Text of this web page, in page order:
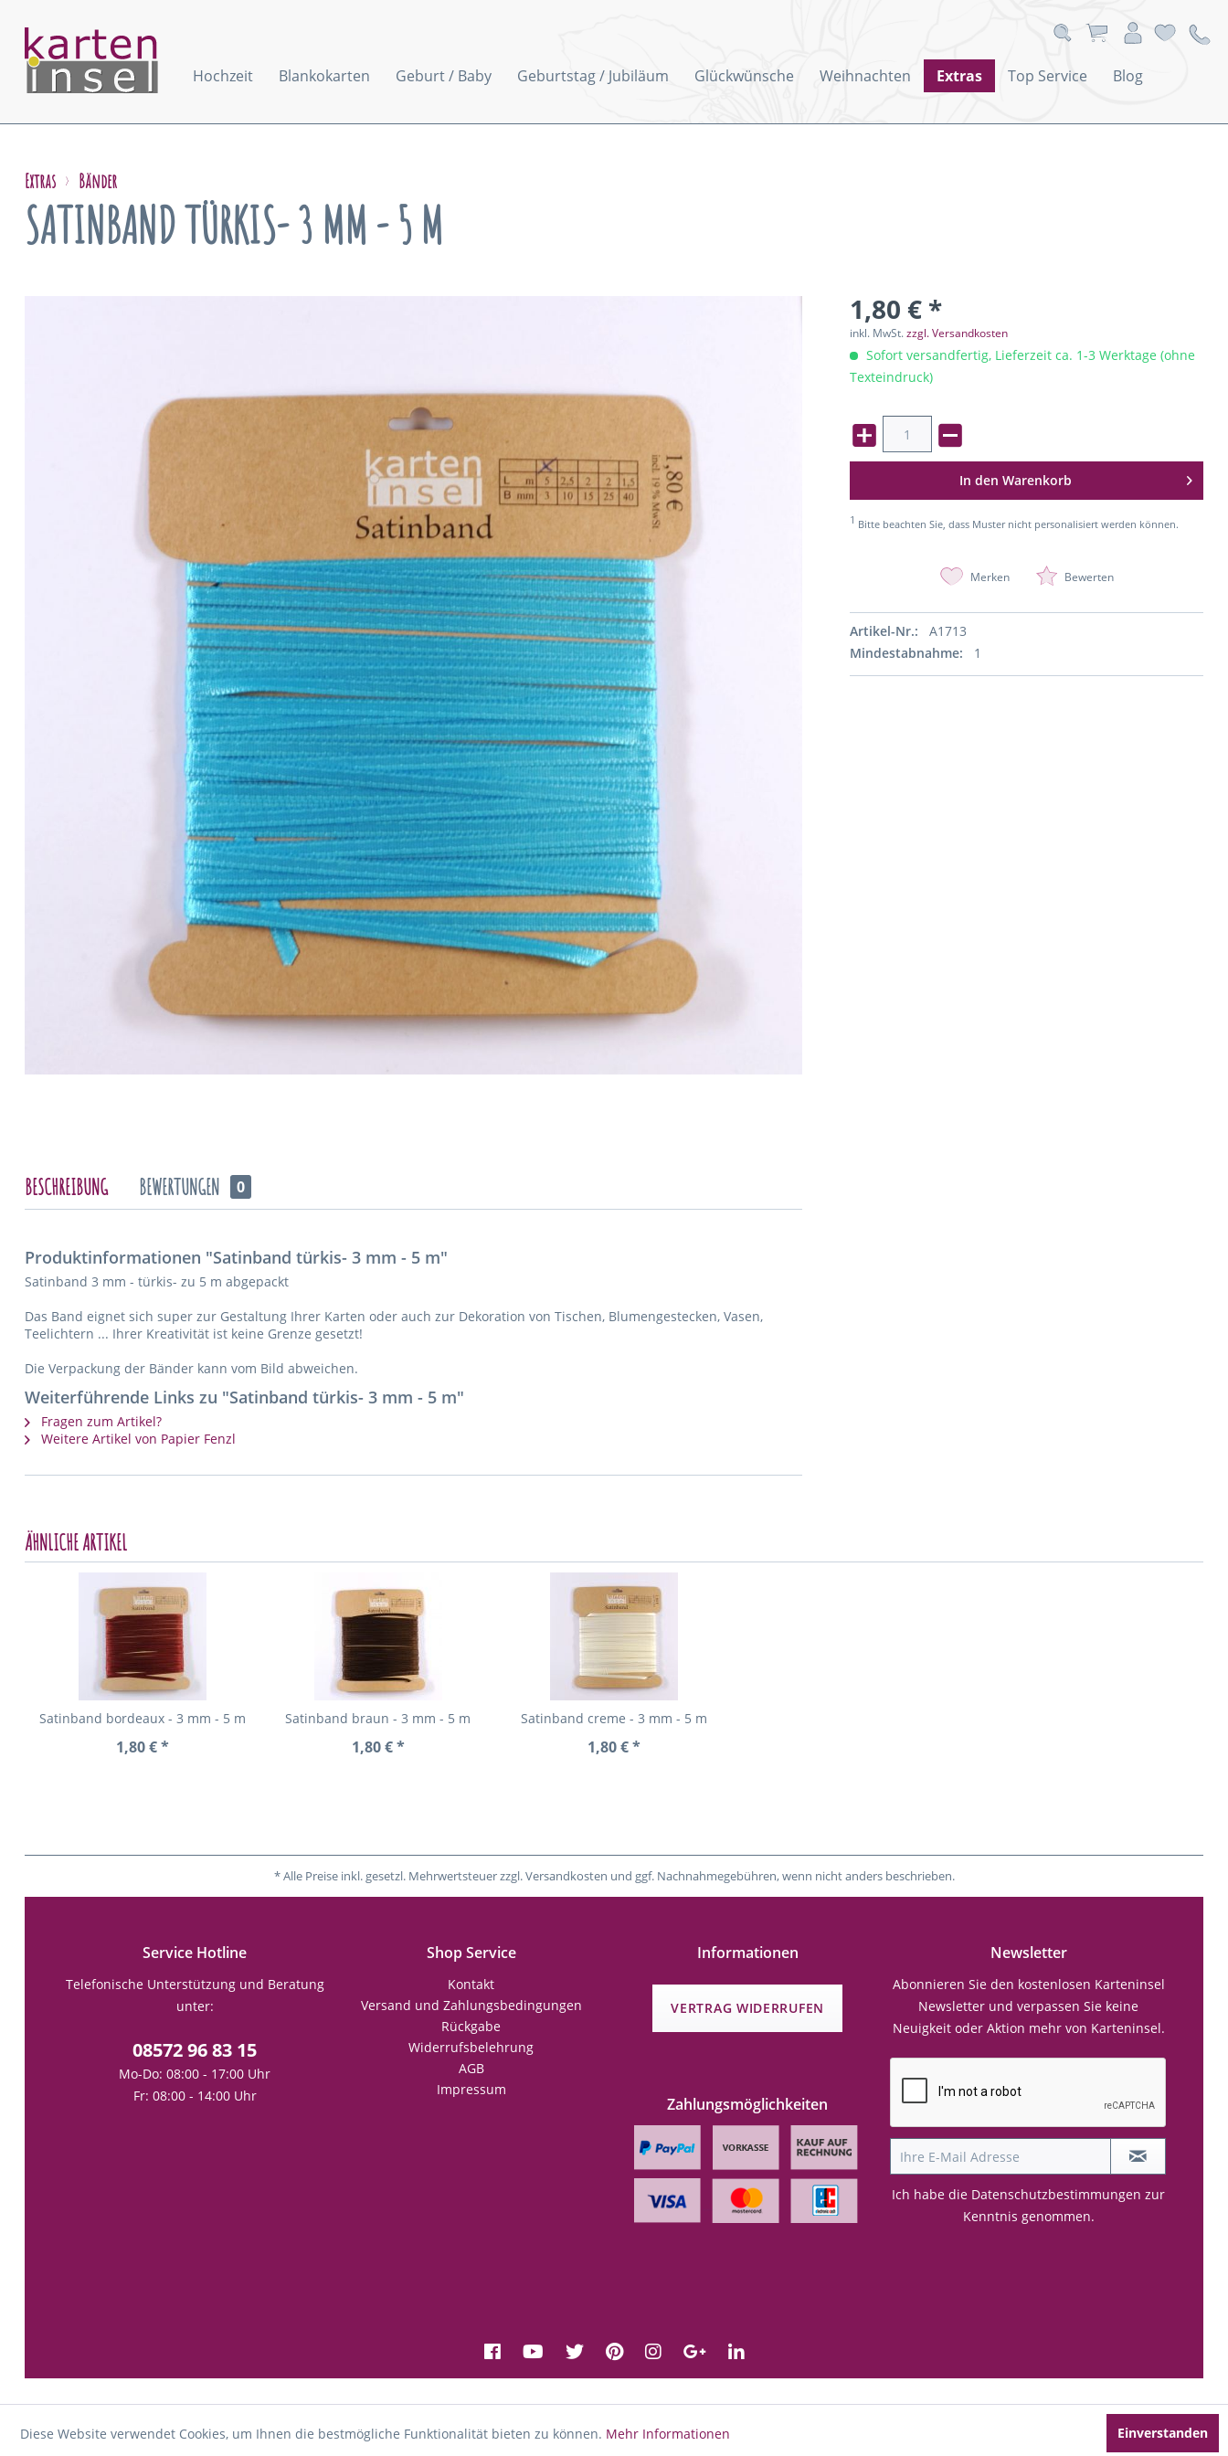
Hochzeit Blankokarten Geburt / Baby Geburtstag / Jubiläum Glückwünsche Weihnachten Extras Top Service Blog
Extras Bänder
SATINBAND TÜRKIS- 3 MM - 5 M
BESCHREIBUNG BEWERTUNGEN 0
Produktinformationen "Satinband türkis- 3 mm - 5 m"
Satinband 3 mm - türkis- zu 5 m abgepackt
Das Band eignet sich super zur Gestaltung Ihrer Karten oder auch zur Dekoration von Tischen, Blumengestecken, Vasen,
Teelichtern ... Ihrer Kreativität ist keine Grenze gesetzt!
Die Verpackung der Bänder kann vom Bild abweichen.
Weiterführende Links zu "Satinband türkis- 3 mm - 5 m"
Fragen zum Artikel?
Weitere Artikel von Papier Fenzl
1,80 € *
inkl. MwSt.zzgl. Versandkosten
Sofort versandfertig, Lieferzeit ca. 1-3 Werktage (ohne
Texteindruck)
In den Warenkorb
1 Bitte beachten Sie, dass Muster nicht personalisiert werden können.
Merken Bewerten
Artikel-Nr.:
A1713
Mindestabnahme:
1
ÄHNLICHE ARTIKEL
Satinband bordeaux - 3 mm - 5 m
1,80 € *
Satinband braun - 3 mm - 5 m
1,80 € *
Satinband creme - 3 mm - 5 m
1,80 € *
* Alle Preise inkl. gesetzl. Mehrwertsteuer zzgl. Versandkosten und ggf. Nachnahmegebühren, wenn nicht anders beschrieben.
Service Hotline
Telefonische Unterstützung und Beratung
unter:
08572 96 83 15
Mo-Do: 08:00 - 17:00 Uhr
Fr: 08:00 - 14:00 Uhr
Shop Service
Kontakt
Versand und Zahlungsbedingungen
Rückgabe
Widerrufsbelehrung
AGB
Impressum
Informationen
VERTRAG WIDERRUFEN
Zahlungsmöglichkeiten
Newsletter
Abonnieren Sie den kostenlosen Karteninsel
Newsletter und verpassen Sie keine
Neuigkeit oder Aktion mehr von Karteninsel.
Ich habe die Datenschutzbestimmungen zur
Kenntnis genommen.
Diese Website verwendet Cookies, um Ihnen die bestmögliche Funktionalität bieten zu können. Mehr Informationen Einverstanden